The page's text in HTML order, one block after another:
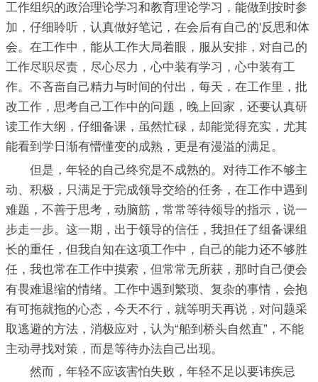
工作组织的政治理论学习和教育理论学习，能做到按时参
加，仔细聆听，认真做好笔记，在会后有自己的'反思和体
会。在工作中，能从工作大局着眼，服从安排，对自己的
工作尽职尽责，尽心尽力，心中装有学习，心中装有工
作。不吝啬自己精力与时间的付出，每天，在工作里，批
改工作，思考自己工作中的问题，晚上回家，还要认真研
读工作大纲，仔细备课，虽然忙碌，却能觉得充实，尤其
能看到学日渐有懵懂变的成熟，更是有漫溢的满足。
但是，年轻的自己终究是不成熟的。对待工作不够主
动、积极，只满足于完成领导交给的任务，在工作中遇到
难题，不善于思考，动脑筋，常常等待领导的指示，说一
步走一步。这一期，出于领导的信任，我担任了组备课组
长的重任，但我自知在这项工作中，自己的能力还不够胜
任，我也常在工作中摸索，但常常无所获，那时自己便会
有畏难退缩的情绪。工作中遇到繁琐、复杂的事情，会抱
有可拖就拖的心态，今天不行，就等明天再说，对问题采
取逃避的方法，消极应对，认为“船到桥头自然直”，不能
主动寻找对策，而是等待办法自己出现。
然而，年轻不应该害怕失败，年轻不足以要讳疾忌